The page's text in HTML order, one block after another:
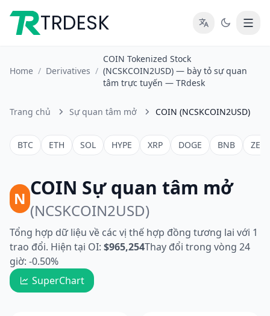
TRDESK
Home / Derivatives /
COIN Tokenized Stock
(NCSKCOIN2USD) — bày tỏ sự quan
tâm trực tuyến — TRdesk
Trang chủ Sự quan tâm mở COIN (NCSKCOIN2USD)
BTC ETH SOL HYPE XRP DOGE BNB ZEC
N COIN Sự quan tâm mở
(NCSKCOIN2USD)
Tổng hợp dữ liệu về các vị thế hợp đồng tương lai với 1
trao đổi. Hiện tại OI: $965,254Thay đổi trong vòng 24
giờ: -0.50%
SuperChart